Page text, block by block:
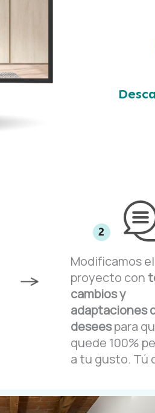
Modificamos el
proyecto con
cambios y
adaptaciones
deseespara
quede 100%
a tu gusto. Tú